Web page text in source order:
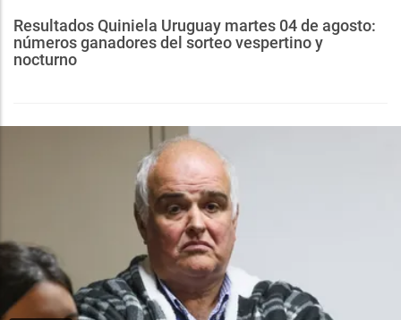
Resultados Quiniela Uruguay martes 04 de agosto:
números ganadores del sorteo vespertino y
nocturno